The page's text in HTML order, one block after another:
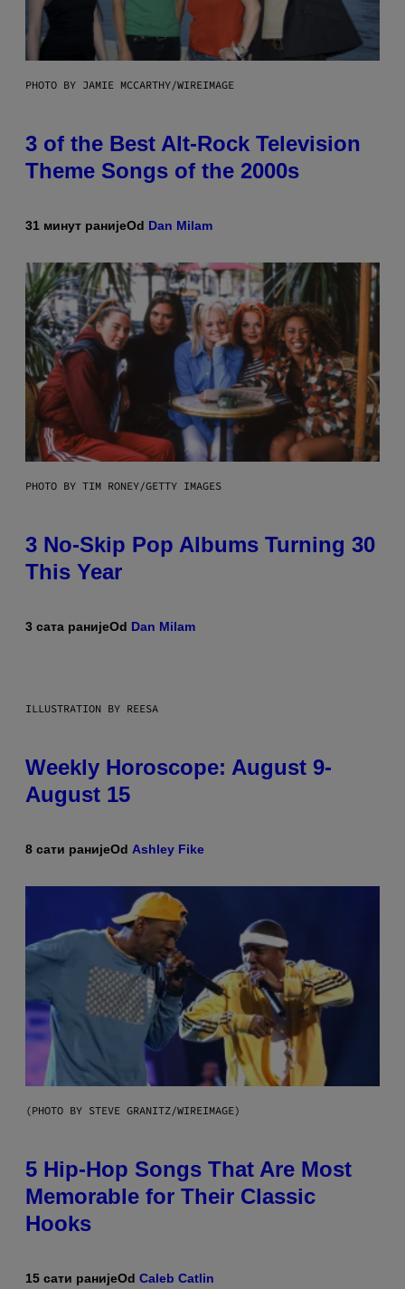
PHOTO BY JAMIE MCCARTHY/WIREIMAGE
3 of the Best Alt-Rock Television
Theme Songs of the 2000s
31 минут ранијеOd Dan Milam
PHOTO BY TIM RONEY/GETTY IMAGES
3 No-Skip Pop Albums Turning 30
This Year
3 сата ранијеOd Dan Milam
ILLUSTRATION BY REESA
Weekly Horoscope: August 9-
August 15
8 сати ранијеOd Ashley Fike
(PHOTO BY STEVE GRANITZ/WIREIMAGE)
5 Hip-Hop Songs That Are Most
Memorable for Their Classic
Hooks
15 сати ранијеOd Caleb Catlin